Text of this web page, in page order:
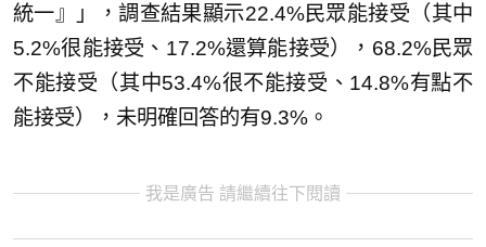
統一』」，調查結果顯示22.4%民眾能接受（其中
5.2%很能接受、17.2%還算能接受），68.2%民眾
不能接受（其中53.4%很不能接受、14.8%有點不
能接受），未明確回答的有9.3%。
我是廣告 請繼續往下閱讀